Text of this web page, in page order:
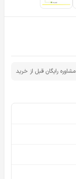
مشاوره رایگان قبل از خرید